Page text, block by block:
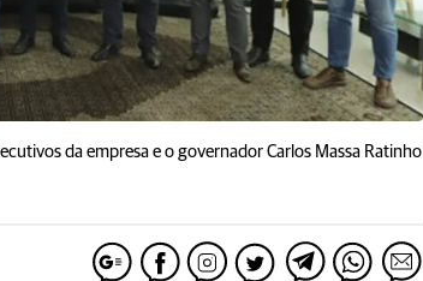
da empresa e o governador Carlos Massa Ratinho